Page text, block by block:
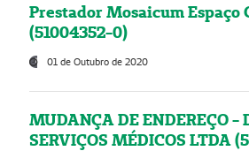
Prestador Mosaicum Espaço
(51004352-0)
01 de Outubro de 2020
MUDANÇA DE ENDEREÇO -
SERVIÇOS MÉDICOS LTDA